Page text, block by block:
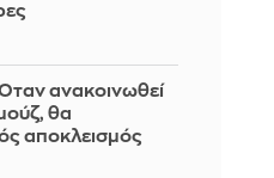
ανακοινωθεί
θα
αποκλεισμός